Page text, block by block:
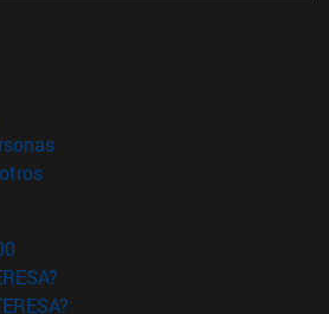
nueva ventana)
(abre en nueva ventana)
(abre en nueva ventana)